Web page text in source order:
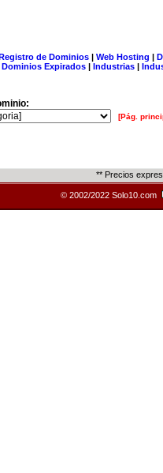
de Dominios| Web Hosting |
Dominios Expirados | Industrias |
[Pág.
** Precios
© 2002/2022 Solo10.com